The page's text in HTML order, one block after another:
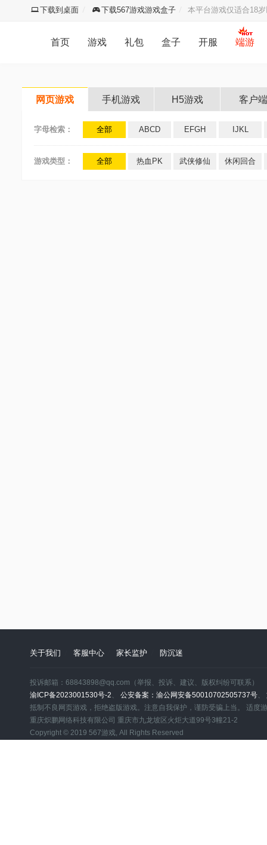
下载到桌面 下载567游戏游戏盒子 本平台游戏仅适合18
首页 游戏 礼包 盒子 开服 端游
网页游戏 手机游戏 H5游戏 客户端
字母检索： 全部 ABCD EFGH IJKL
游戏类型： 全部 热血PK 武侠修仙 休闲回合
关于我们 客服中心 家长监护 防沉迷
投诉邮箱：68843898@qq.com（举报、投诉、建议、版权纠纷可联系）
渝ICP备2023001530号-2 、 公安备案：渝公网安备50010702505737号、
抵制不良网页游戏，拒绝盗版游戏。注意自我保护，谨防受骗上当。 适度
重庆炽鹏网络科技有限公司 重庆市九龙坡区火炬大道99号3幢21-2
Copyright © 2019 567游戏, All Rights Reserved